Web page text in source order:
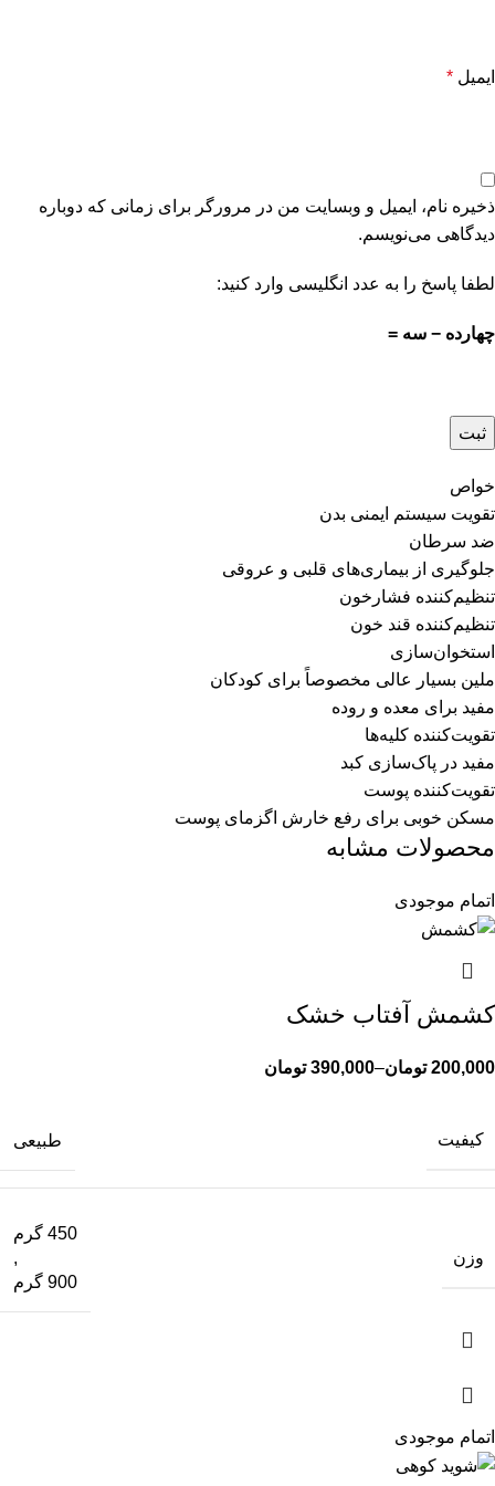
ایمیل *
ذخیره نام، ایمیل و وبسایت من در مرورگر برای زمانی که دوباره
دیدگاهی می‌نویسم.
لطفا پاسخ را به عدد انگلیسی وارد کنید:
چهارده − سه =
خواص
تقویت سیستم ایمنی بدن
ضد سرطان
جلوگیری از بیماری‌های قلبی و عروقی
تنظیم‌کننده فشارخون
تنظیم‌کننده قند خون
استخوان‌سازی
ملین بسیار عالی مخصوصاً برای کودکان
مفید برای معده و روده
تقویت‌کننده کلیه‌ها
مفید در پاک‌سازی کبد
تقویت‌کننده پوست
مسکن خوبی برای رفع خارش اگزمای پوست
محصولات مشابه
اتمام موجودی
کشمش آفتاب خشک
200,000 تومان–
390,000 تومان
کیفیت طبیعی
وزن
450 گرم
,
900 گرم
اتمام موجودی